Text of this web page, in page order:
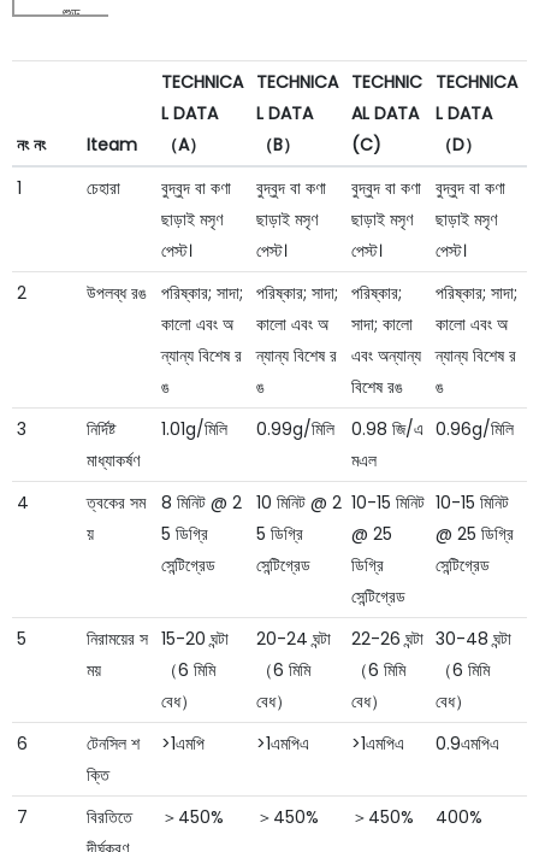
শুড
নং নং Iteam
TECHNICA
L DATA
（A）
TECHNICA
L DATA
（B）
TECHNIC
AL DATA
(C)
TECHNICA
L DATA
（D）
1
চেহারা
বুদ্বুদ বা কণা
ছাড়াই মসৃণ
পেস্ট।
বুদ্বুদ বা কণা
ছাড়াই মসৃণ
পেস্ট।
বুদ্বুদ বা কণা
ছাড়াই মসৃণ
পেস্ট।
বুদ্বুদ বা কণা
ছাড়াই মসৃণ
পেস্ট।
2
উপলব্ধ রঙ পরিষ্কার; সাদা;
কালো এবং অ
ন্যান্য বিশেষ র
ঙ
পরিষ্কার; সাদা;
কালো এবং অ
ন্যান্য বিশেষ র
ঙ
পরিষ্কার;
সাদা; কালো
এবং অন্যান্য
বিশেষ রঙ
পরিষ্কার; সাদা;
কালো এবং অ
ন্যান্য বিশেষ র
ঙ
3
নির্দিষ্ট
মাধ্যাকর্ষণ
1.01g/মিলি 0.99g/মিলি
0.98 জি/এ
মএল
0.96g/মিলি
4
ত্বকের সম
য়
8 মিনিট @ 2
5 ডিগ্রি
সেন্টিগ্রেড
10 মিনিট @ 2
5 ডিগ্রি
সেন্টিগ্রেড
10-15 মিনিট
@ 25
ডিগ্রি
সেন্টিগ্রেড
10-15 মিনিট
@ 25 ডিগ্রি
সেন্টিগ্রেড
5
নিরাময়ের স
ময়
15-20 ঘন্টা
（6 মিমি
বেধ）
20-24 ঘন্টা
（6 মিমি
বেধ）
22-26 ঘন্টা
（6 মিমি
বেধ）
30-48 ঘন্টা
（6 মিমি
বেধ）
6
টেনসিল শ
ক্তি
>1এমপি >1এমপিএ >1এমপিএ 0.9এমপিএ
7
বিরতিতে
＞450% ＞450% ＞450% 400%